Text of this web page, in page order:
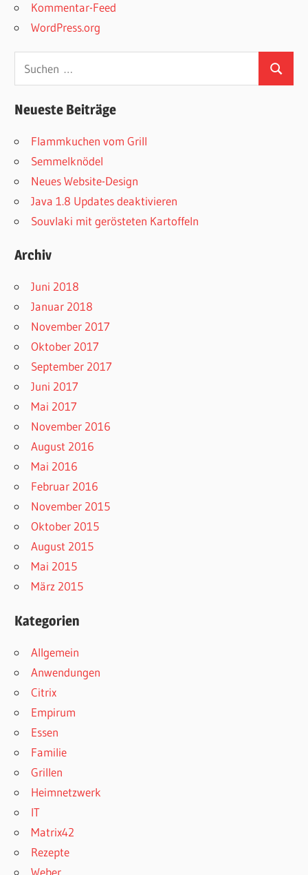
Kommentar-Feed
WordPress.org
Suchen
nach:
Suchen
Neueste Beiträge
Flammkuchen vom Grill
Semmelknödel
Neues Website-Design
Java 1.8 Updates deaktivieren
Souvlaki mit gerösteten Kartoffeln
Archiv
Juni 2018
Januar 2018
November 2017
Oktober 2017
September 2017
Juni 2017
Mai 2017
November 2016
August 2016
Mai 2016
Februar 2016
November 2015
Oktober 2015
August 2015
Mai 2015
März 2015
Kategorien
Allgemein
Anwendungen
Citrix
Empirum
Essen
Familie
Grillen
Heimnetzwerk
IT
Matrix42
Rezepte
Weber